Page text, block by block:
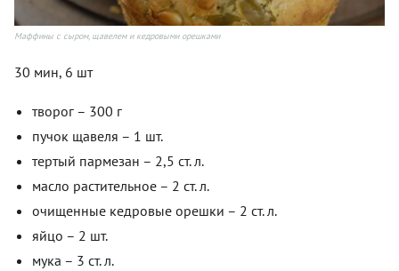
Маффины с сыром, щавелем и кедровыми орешками
30 мин, 6 шт
творог – 300 г
пучок щавеля – 1 шт.
тертый пармезан – 2,5 ст. л.
масло растительное – 2 ст. л.
очищенные кедровые орешки – 2 ст. л.
яйцо – 2 шт.
мука – 3 ст. л.